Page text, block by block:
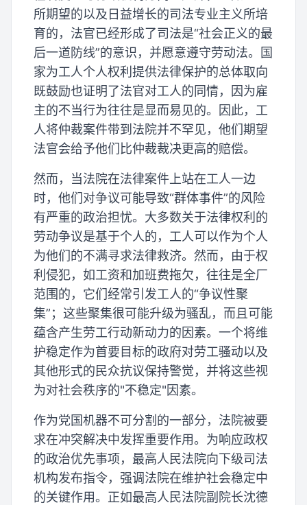
所期望的以及日益增长的司法专业主义所培
育的，法官已经形成了司法是“社会正义的最
后一道防线”的意识，并愿意遵守劳动法。国
家为工人个人权利提供法律保护的总体取向
既鼓励也证明了法官对工人的同情，因为雇
主的不当行为往往是显而易见的。因此，工
人将仲裁案件带到法院并不罕见，他们期望
法官会给予他们比仲裁裁决更高的赔偿。
然而，当法院在法律案件上站在工人一边
时，他们对争议可能导致“群体事件”的风险
有严重的政治担忧。大多数关于法律权利的
劳动争议是基于个人的，工人可以作为个人
为他们的不满寻求法律救济。然而，由于权
利侵犯，如工资和加班费拖欠，往往是全厂
范围的，它们经常引发工人的“争议性聚
集”；这些聚集很可能升级为骚乱，而且可能
蕴含产生劳工行动新动力的因素。一个将维
护稳定作为首要目标的政府对劳工骚动以及
其他形式的民众抗议保持警觉，并将这些视
为对社会秩序的"不稳定"因素。
作为党国机器不可分割的一部分，法院被要
求在冲突解决中发挥重要作用。为响应政权
的政治优先事项，最高人民法院向下级司法
机构发布指令，强调法院在维护社会稳定中
的关键作用。正如最高人民法院副院长沈德